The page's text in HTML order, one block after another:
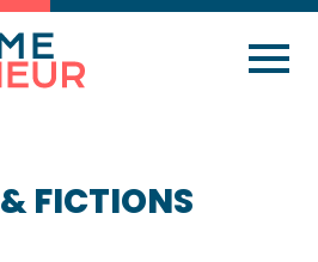
& FICTIONS